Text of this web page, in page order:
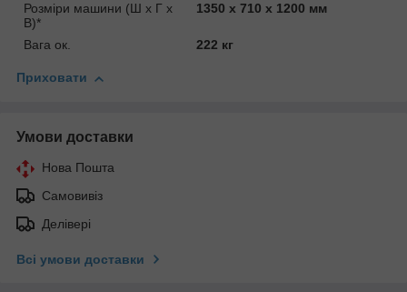
Розміри машини (Ш х Г х
В)*
1350 x 710 x 1200 мм
Вага ок. 222 кг
Приховати
Умови доставки
Нова Пошта
Самовивіз
Делівері
Всі умови доставки